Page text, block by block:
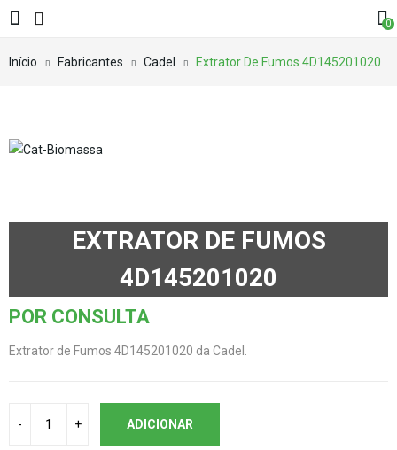
0
Início Fabricantes Cadel Extrator De Fumos 4D145201020
EXTRATOR DE FUMOS
4D145201020
POR CONSULTA
Extrator de Fumos 4D145201020 da Cadel.
ADICIONAR